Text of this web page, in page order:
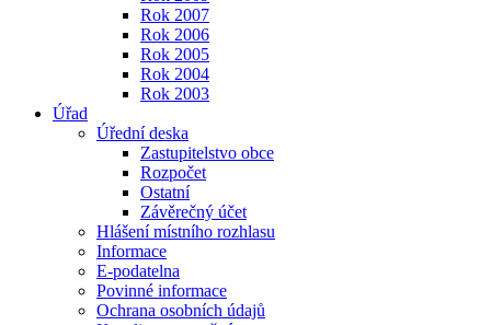
Rok 2007
Rok 2006
Rok 2005
Rok 2004
Rok 2003
Úřad
Úřední deska
Zastupitelstvo obce
Rozpočet
Ostatní
Závěrečný účet
Hlášení místního rozhlasu
Informace
E-podatelna
Povinné informace
Ochrana osobních údajů